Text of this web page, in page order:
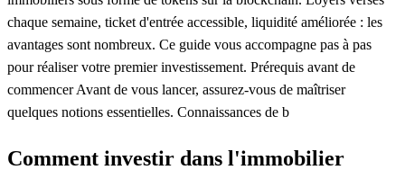
chaque semaine, ticket d'entrée accessible, liquidité améliorée : les
avantages sont nombreux. Ce guide vous accompagne pas à pas
pour réaliser votre premier investissement. Prérequis avant de
commencer Avant de vous lancer, assurez-vous de maîtriser
quelques notions essentielles. Connaissances de b
Comment investir dans l'immobilier